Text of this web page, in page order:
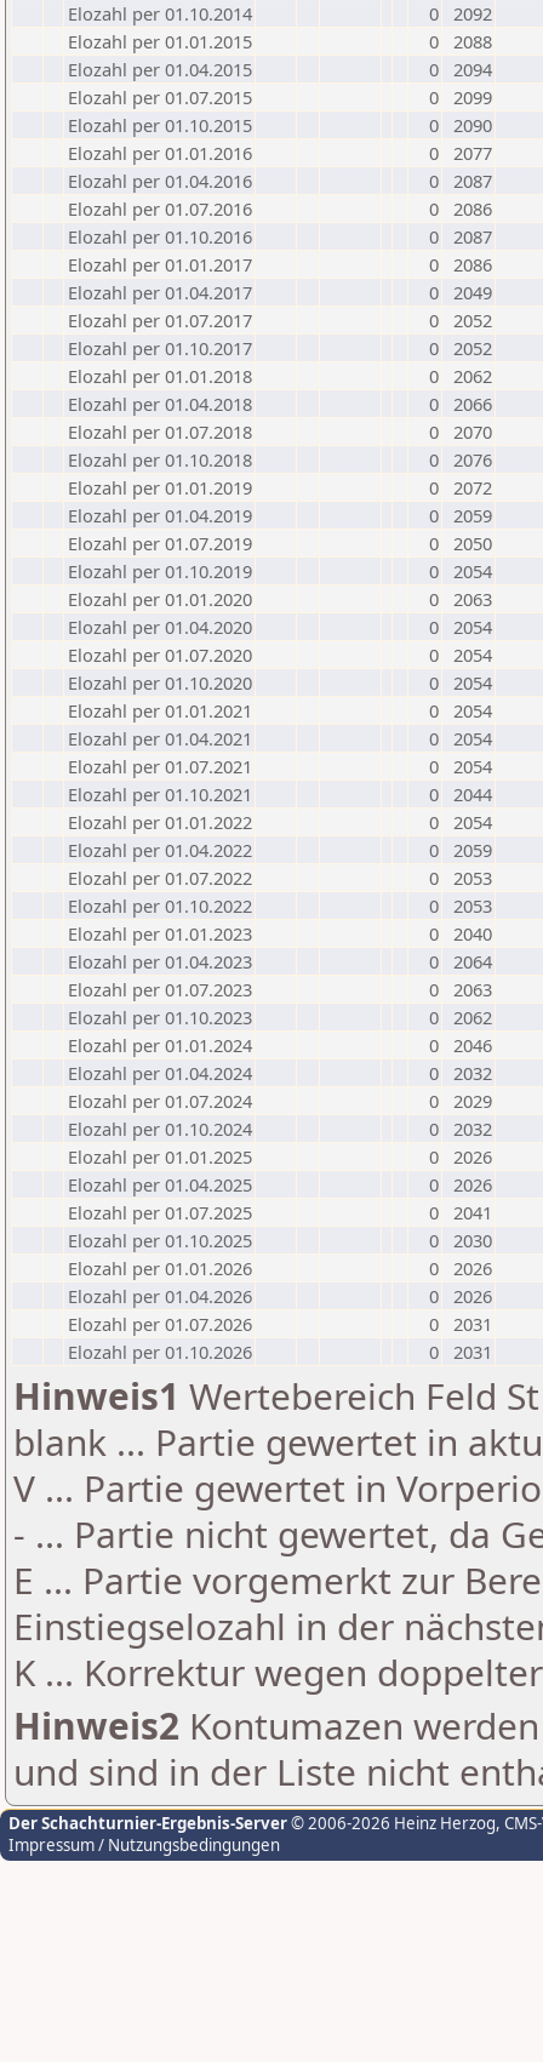
Elozahl per 01.10.2014
0 2092
Elozahl per 01.01.2015
0 2088
Elozahl per 01.04.2015
0 2094
Elozahl per 01.07.2015
0 2099
Elozahl per 01.10.2015
0 2090
Elozahl per 01.01.2016
0 2077
Elozahl per 01.04.2016
0 2087
Elozahl per 01.07.2016
0 2086
Elozahl per 01.10.2016
0 2087
Elozahl per 01.01.2017
0 2086
Elozahl per 01.04.2017
0 2049
Elozahl per 01.07.2017
0 2052
Elozahl per 01.10.2017
0 2052
Elozahl per 01.01.2018
0 2062
Elozahl per 01.04.2018
0 2066
Elozahl per 01.07.2018
0 2070
Elozahl per 01.10.2018
0 2076
Elozahl per 01.01.2019
0 2072
Elozahl per 01.04.2019
0 2059
Elozahl per 01.07.2019
0 2050
Elozahl per 01.10.2019
0 2054
Elozahl per 01.01.2020
0 2063
Elozahl per 01.04.2020
0 2054
Elozahl per 01.07.2020
0 2054
Elozahl per 01.10.2020
0 2054
Elozahl per 01.01.2021
0 2054
Elozahl per 01.04.2021
0 2054
Elozahl per 01.07.2021
0 2054
Elozahl per 01.10.2021
0 2044
Elozahl per 01.01.2022
0 2054
Elozahl per 01.04.2022
0 2059
Elozahl per 01.07.2022
0 2053
Elozahl per 01.10.2022
0 2053
Elozahl per 01.01.2023
0 2040
Elozahl per 01.04.2023
0 2064
Elozahl per 01.07.2023
0 2063
Elozahl per 01.10.2023
0 2062
Elozahl per 01.01.2024
0 2046
Elozahl per 01.04.2024
0 2032
Elozahl per 01.07.2024
0 2029
Elozahl per 01.10.2024
0 2032
Elozahl per 01.01.2025
0 2026
Elozahl per 01.04.2025
0 2026
Elozahl per 01.07.2025
0 2041
Elozahl per 01.10.2025
0 2030
Elozahl per 01.01.2026
0 2026
Elozahl per 01.04.2026
0 2026
Elozahl per 01.07.2026
0 2031
Elozahl per 01.10.2026
0 2031
Hinweis1 Wertebereich Feld
blank ... Partie gewertet in
V ... Partie gewertet in
- ... Partie nicht gewertet, da
E ... Partie vorgemerkt zur
Einstiegselozahl in der
K ... Korrektur wegen
Hinweis2 Kontumazen
und sind in der Liste nicht
Der Schachturnier-Ergebnis-Server© 2006-2026 Heinz Herzog,
Impressum / Nutzungsbedingungen